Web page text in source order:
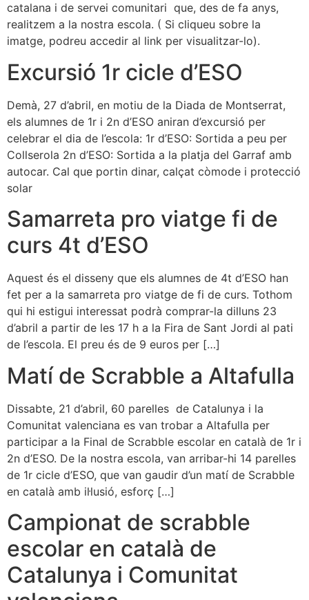
catalana i de servei comunitari que, des de fa anys,
realitzem a la nostra escola. ( Si cliqueu sobre la
imatge, podreu accedir al link per visualitzar-lo).
Excursió 1r cicle d’ESO
Demà, 27 d’abril, en motiu de la Diada de Montserrat,
els alumnes de 1r i 2n d’ESO aniran d’excursió per
celebrar el dia de l’escola: 1r d’ESO: Sortida a peu per
Collserola 2n d’ESO: Sortida a la platja del Garraf amb
autocar. Cal que portin dinar, calçat còmode i protecció
solar
Samarreta pro viatge fi de
curs 4t d’ESO
Aquest és el disseny que els alumnes de 4t d’ESO han
fet per a la samarreta pro viatge de fi de curs. Tothom
qui hi estigui interessat podrà comprar-la dilluns 23
d’abril a partir de les 17 h a la Fira de Sant Jordi al pati
de l’escola. El preu és de 9 euros per […]
Matí de Scrabble a Altafulla
Dissabte, 21 d’abril, 60 parelles de Catalunya i la
Comunitat valenciana es van trobar a Altafulla per
participar a la Final de Scrabble escolar en català de 1r i
2n d’ESO. De la nostra escola, van arribar-hi 14 parelles
de 1r cicle d’ESO, que van gaudir d’un matí de Scrabble
en català amb il·lusió, esforç […]
Campionat de scrabble
escolar en català de
Catalunya i Comunitat